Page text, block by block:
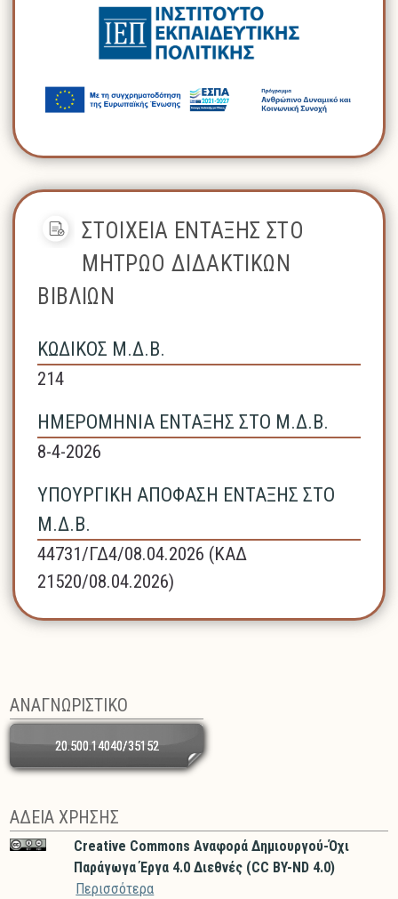
ΣΤΟΙΧΕΙΑ ΕΝΤΑΞΗΣ ΣΤΟ
ΜΗΤΡΩΟ ΔΙΔΑΚΤΙΚΩΝ
ΒΙΒΛΙΩΝ
ΚΩΔΙΚΟΣ Μ.Δ.Β.
214
ΗΜΕΡΟΜΗΝΙΑ ΕΝΤΑΞΗΣ ΣΤΟ Μ.Δ.Β.
8-4-2026
ΥΠΟΥΡΓΙΚΗ ΑΠΟΦΑΣΗ ΕΝΤΑΞΗΣ ΣΤΟ
Μ.Δ.Β.
44731/ΓΔ4/08.04.2026 (ΚΑΔ
21520/08.04.2026)
ΑΝΑΓΝΩΡΙΣΤΙΚΟ
20.500.14040/35152
ΑΔΕΙΑ ΧΡΗΣΗΣ
Creative Commons Αναφορά Δημιουργού-Όχι
Παράγωγα Έργα 4.0 Διεθνές (CC BY-ND 4.0)
Περισσότερα